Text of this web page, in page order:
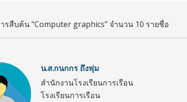
รสืบค้น "Computer graphics" จำนวน 10 รายชื่อ
น.ส.กนกกร ถึงพุ่ม
สำนักงานโรงเรียนการเรือน
โรงเรียนการเรือน